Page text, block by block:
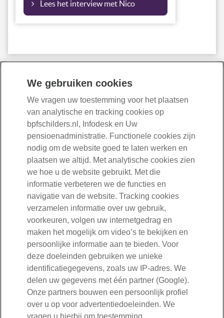
Lees het interview met Nico
Mail ons
Volg ons
Bent u ondernemer of werkgever?
030-277 56 10
Mail ons
Volg ons
Openingstijden:
maandag tot en met vrijdag van 08:30 tot 17:00 uur
We gebruiken cookies
We vragen uw toestemming voor het plaatsen
van analytische en tracking cookies op
bpfschilders.nl, Infodesk en Uw
pensioenadministratie. Functionele cookies zijn
nodig om de website goed te laten werken en
plaatsen we altijd. Met analytische cookies zien
we hoe u de website gebruikt. Met die
informatie verbeteren we de functies en
navigatie van de website. Tracking cookies
verzamelen informatie over uw gebruik,
voorkeuren, volgen uw internetgedrag en
maken het mogelijk om video’s te bekijken en
persoonlijke informatie aan te bieden. Voor
deze doeleinden gebruiken we unieke
identificatiegegevens, zoals uw IP-adres. We
delen uw gegevens met één partner (Google).
Onze partners bouwen een persoonlijk profiel
over u op voor advertentiedoeleinden. We
vragen u hierbij om toestemming.